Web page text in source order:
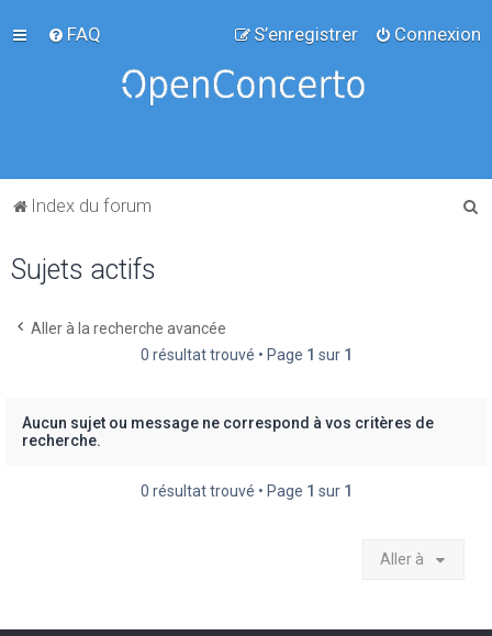
FAQ Connexion
S’enregistrer
Index du forum
Sujets actifs
Aller à la recherche avancée
0 résultat trouvé • Page 1 sur 1
Aucun sujet ou message ne correspond à vos critères de
recherche.
0 résultat trouvé • Page 1 sur 1
Aller à